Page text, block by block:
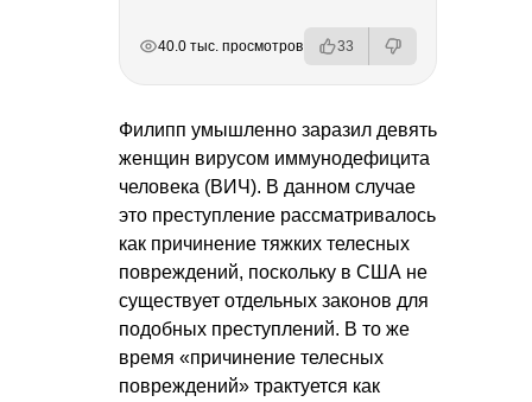
40.0 тыс. просмотров 33
Филипп умышленно заразил девять
женщин вирусом иммунодефицита
человека (ВИЧ). В данном случае
это преступление рассматривалось
как причинение тяжких телесных
повреждений, поскольку в США не
существует отдельных законов для
подобных преступлений. В то же
время «причинение телесных
повреждений» трактуется как